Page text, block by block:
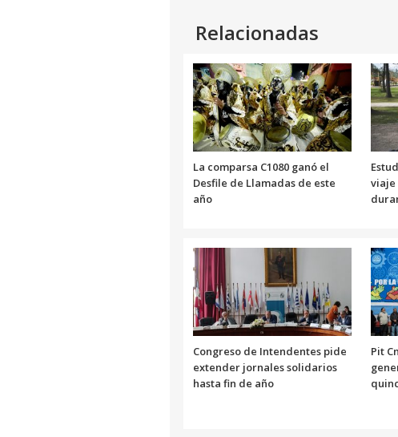
Relacionadas
La comparsa C1080 ganó el
Desfile de Llamadas de este
año
viaje
Congreso de Intendentes pide
extender jornales solidarios
hasta fin de año
Pit